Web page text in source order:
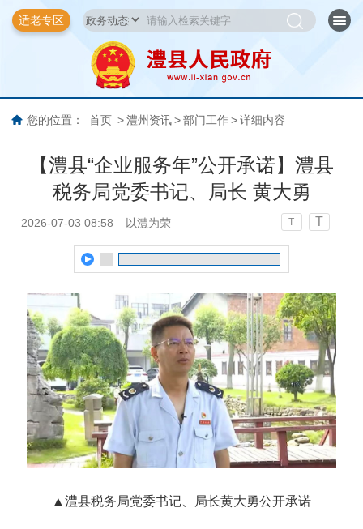
适老专区
您的位置： 首页 > 澧州资讯 > 部门工作 > 详细内容
【澧县“企业服务年”公开承诺】澧县
税务局党委书记、局长 黄大勇
2026-07-03 08:58 以澧为荣 T T
▲澧县税务局党委书记、局长黄大勇公开承诺